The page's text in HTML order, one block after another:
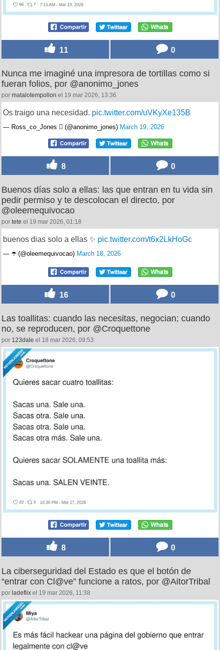
11 0
Nunca me imaginé una impresora de tortillas como si
fueran folios, por @anonimo_jones
por matalotempollon el 19 mar 2026, 13:36
Os traigo una necesidad. pic.twitter.com/uVKyXe135B
— Ross_co_Jones  (@anonimo_jones) March 19, 2026
8 0
Buenos días solo a ellas: las que entran en tu vida sin
pedir permiso y te descolocan el directo, por
@oleemequivocao
por tete el 19 mar 2026, 01:18
buenos dias solo a ellas ✨ pic.twitter.com/t6x2LkHoGc
— ☂️ (@oleemequivocao) March 18, 2026
16 0
Las toallitas: cuando las necesitas, negocian; cuando
no, se reproducen, por @Croquettone
por 123dale el 18 mar 2026, 09:53
8 0
La ciberseguridad del Estado es que el botón de
“entrar con Cl@ve” funcione a ratos, por @AitorTribal
por ladeflix el 19 mar 2026, 11:38